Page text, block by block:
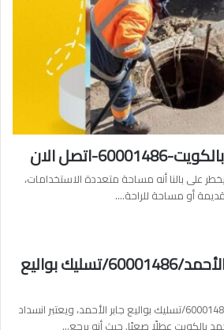
اتصل الان
على بالنا أنه مساحة متعددة الاستخدامات،
أو مساحة للراحة.…
تسليك مجاري جابر الأحمد/60001486/تسليك بواليع
تسليك مجاري جابر الأحمد/60001486/تسليك بواليع جابر الأحمد، ويعتبر انسداد
بالكويت عطلًا صعبًا. حيث أنه يرجع…